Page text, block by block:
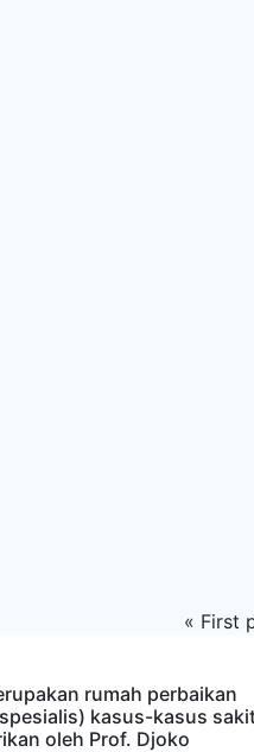
« First
rumah perbaikan
kasus-kasus
oleh Prof. Djoko